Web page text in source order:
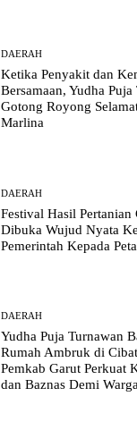
DAERAH
Ketika Penyakit dan
Bersamaan, Yudha
Gotong Royong
Marlina
DAERAH
Festival Hasil Pertanian
Dibuka Wujud Nyata
Pemerintah Kepada
DAERAH
Yudha Puja Turnawan
Rumah Ambruk di
Pemkab Garut Perkuat
dan Baznas Demi